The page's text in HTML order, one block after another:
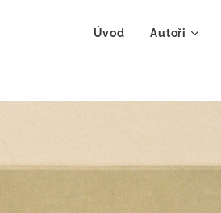
Úvod Autoři